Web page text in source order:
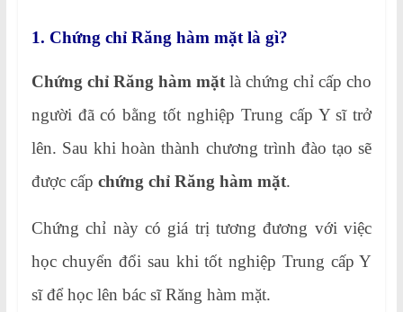
1. Chứng chỉ Răng hàm mặt là gì?
Chứng chỉ Răng hàm mặtlà chứng chỉ cấp cho
người đã có bằng tốt nghiệp Trung cấp Y sĩ trở
lên. Sau khi hoàn thành chương trình đào tạo sẽ
được cấp chứng chỉ Răng hàm mặt.
Chứng chỉ này có giá trị tương đương với việc
học chuyển đổi sau khi tốt nghiệp Trung cấp Y
sĩ để học lên bác sĩ Răng hàm mặt.